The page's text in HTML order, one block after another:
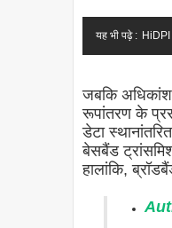
यह भी पढ़े : HiDPI
जबकि
रूपांतरण के
डेटा
बेसबैंड
हालांकि,